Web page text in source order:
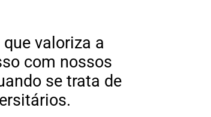
valoriza a
com nossos
se trata de